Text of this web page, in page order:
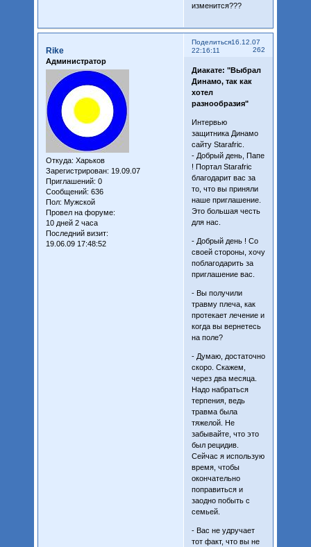
изменится???
Поделиться
262
16.12.07
22:16:11
Rike
Администратор
Откуда: Харьков
Зарегистрирован: 19.09.07
Приглашений: 0
Сообщений: 636
Пол: Мужской
Провел на форуме:
10 дней 2 часа
Последний визит:
19.06.09 17:48:52
Диакате: "Выбрал
Динамо, так как
хотел
разнообразия"
Интервью
защитника Динамо
сайту Starafric.
- Добрый день, Папе
! Портал Starafric
благодарит вас за
то, что вы приняли
наше приглашение.
Это большая честь
для нас.
- Добрый день ! Со
своей стороны, хочу
поблагодарить за
приглашение вас.
- Вы получили
травму плеча, как
протекает лечение и
когда вы вернетесь
на поле?
- Думаю, достаточно
скоро. Скажем,
через два месяца.
Надо набраться
терпения, ведь
травма была
тяжелой. Не
забывайте, что это
был рецидив.
Сейчас я использую
время, чтобы
окончательно
поправиться и
заодно побыть с
семьей.
- Вас не удручает
тот факт, что вы не